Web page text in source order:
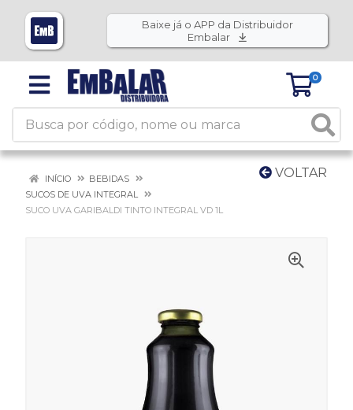
Baixe já o APP da Distribuidor
Embalar
0
VOLTAR
INÍCIO
BEBIDAS
SUCOS DE UVA INTEGRAL
SUCO UVA GARIBALDI TINTO INTEGRAL VD 1L